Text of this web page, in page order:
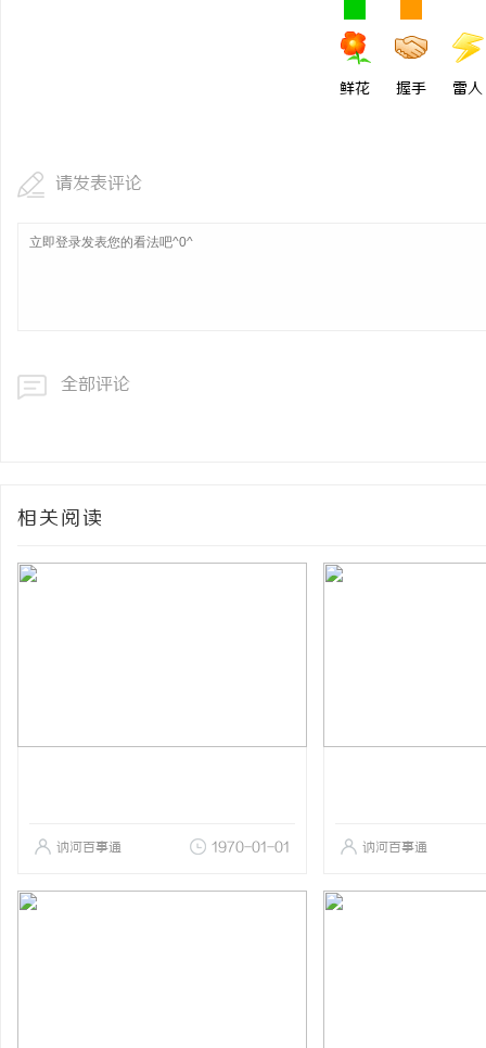
鲜花 握手 雷人
请发表评论
全部评论
相关阅读
讷河百事通 1970-01-01 讷河百事通